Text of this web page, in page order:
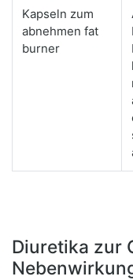
Kapseln zum
abnehmen fat
burner
Diuretika zur